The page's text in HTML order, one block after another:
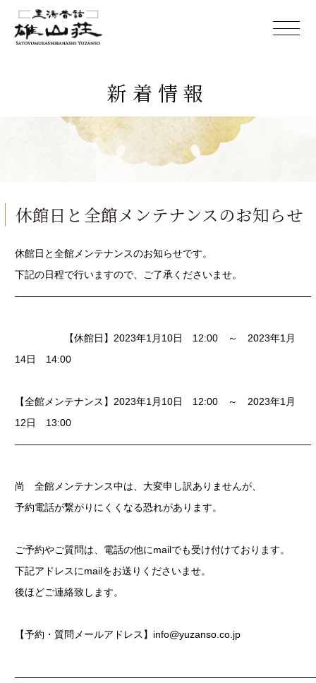
新着情報
休館日と全館メンテナンスのお知らせ
休館日と全館メンテナンスのお知らせです。
下記の日程で行いますので、ご了承くださいませ。
——————————————————————————————
【休館日】 2023年1月10日 12:00 ～ 2023年1月
14日 14:00
【全館メンテナンス】 2023年1月10日 12:00 ～ 2023年1月
12日 13:00
——————————————————————————————
尚 全館メンテナンス中は、大変申し訳ありませんが、
予約電話が繋がりにくくなる恐れがあります。
ご予約やご質問は、電話の他にmailでも受け付けております。
下記アドレスにmailをお送りくださいませ。
後ほどご連絡致します。
【予約・質問メールアドレス】 info@yuzanso.co.jp